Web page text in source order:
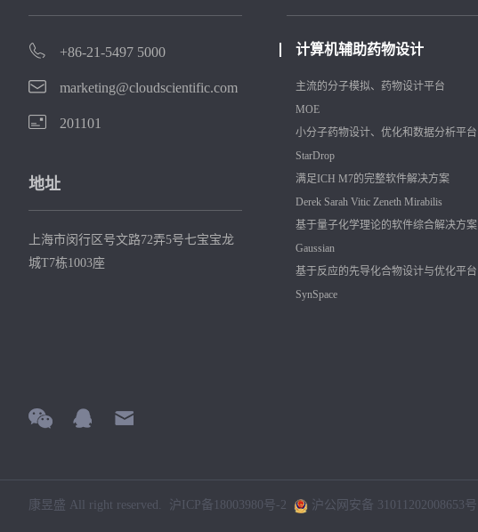
+86-21-5497 5000
marketing@cloudscientific.com
201101
地址
上海市闵行区号文路72弄5号七宝宝龙
城T7栋1003座
计算机辅助药物设计
主流的分子模拟、药物设计平台
MOE
小分子药物设计、优化和数据分析平台
StarDrop
满足ICH M7的完整软件解决方案
Derek Sarah Vitic Zeneth Mirabilis
基于量子化学理论的软件综合解决方案
Gaussian
基于反应的先导化合物设计与优化平台
SynSpace
康昱盛 All right reserved. 沪ICP备18003980号-2 沪公网安备 31011202008653号